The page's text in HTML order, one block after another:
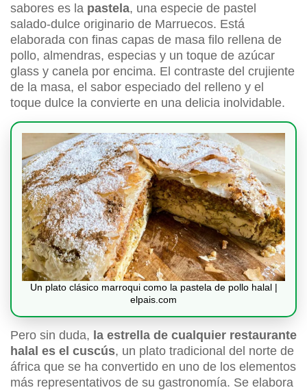
sabores es la pastela, una especie de pastel
salado-dulce originario de Marruecos. Está
elaborada con finas capas de masa filo rellena de
pollo, almendras, especias y un toque de azúcar
glass y canela por encima. El contraste del crujiente
de la masa, el sabor especiado del relleno y el
toque dulce la convierte en una delicia inolvidable.
Un plato clásico marroqui como la pastela de pollo halal |
elpais.com
Pero sin duda, la estrella de cualquier restaurante
halal es el cuscús, un plato tradicional del norte de
áfrica que se ha convertido en uno de los elementos
más representativos de su gastronomía. Se elabora